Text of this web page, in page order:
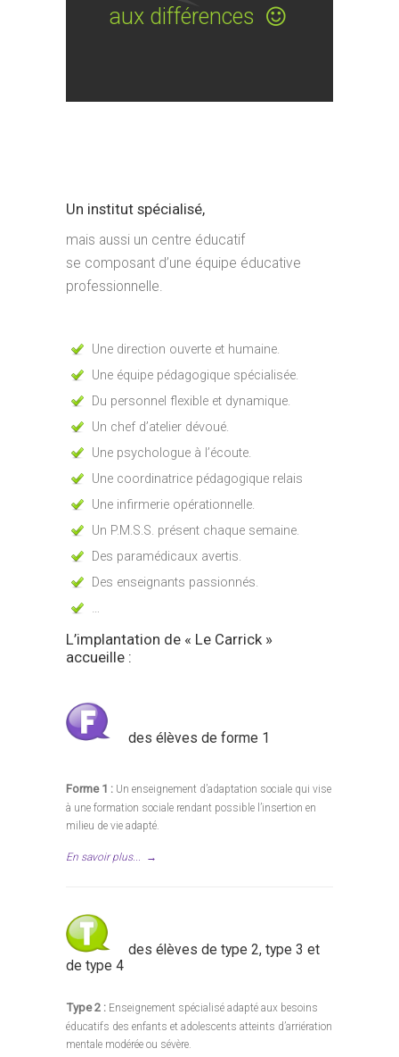
aux différences
Un institut spécialisé,
mais aussi un centre éducatif
se composant d’une équipe éducative
professionnelle.
Une direction ouverte et humaine.
Une équipe pédagogique spécialisée.
Du personnel flexible et dynamique.
Un chef d’atelier dévoué.
Une psychologue à l’écoute.
Une coordinatrice pédagogique relais
Une infirmerie opérationnelle.
Un P.M.S.S. présent chaque semaine.
Des paramédicaux avertis.
Des enseignants passionnés.
…
L’implantation de « Le Carrick »
accueille :
des élèves de forme 1
Forme 1 : Un enseignement d’adaptation sociale qui vise
à une formation sociale rendant possible l’insertion en
milieu de vie adapté.
En savoir plus... →
des élèves de type 2, type 3 et
de type 4
Type 2 : Enseignement spécialisé adapté aux besoins
éducatifs des enfants et adolescents atteints d’arriération
mentale modérée ou sévère.